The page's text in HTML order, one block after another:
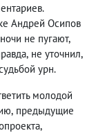
Андрей Осипов
не пугают,
, не уточнил,
урн.
молодой
, предыдущие
,